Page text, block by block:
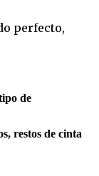
perfecto,
de
restos de cinta